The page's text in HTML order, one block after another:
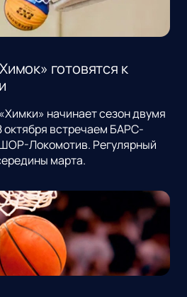
готовятся к
начинает сезон двумя
встречаем БАРС-
Локомотив. Регулярный
марта.